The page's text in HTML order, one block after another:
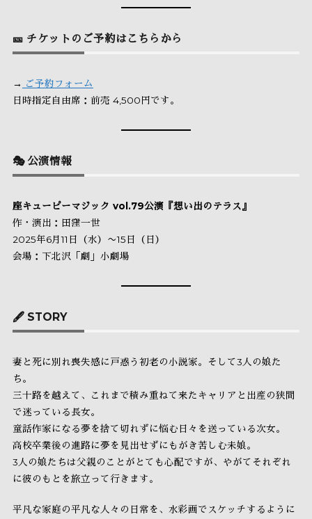
🎫 チケットのご予約はこちらから
→ ご予約フォーム
日時指定自由席：前売 4,500円です。
🎭 公演情報
座キューピーマジック vol.79公演『想い出のテラス』
作・演出：田窪一世
2025年6月11日（水）〜15日（日）
会場：下北沢「劇」小劇場
🖋 STORY
妻と死に別れ喪失感に戸惑う初老の小説家。そして3人の娘た
ち。
三十路を越えて、これまで積み重ねて来たキャリアと出産の狭間
で迷っている長女。
童話作家になる夢を捨て切れずに悩む日々を送っている次女。
高校卒業後の進路に夢を見出せずにもがき苦しむ未娘。
3人の娘たちは父親のことがとても心配ですが、やがてそれぞれ
に彼のもとを旅立って行きます。
平凡な家庭の平凡な人々の日常を、水彩画でスケッチするように